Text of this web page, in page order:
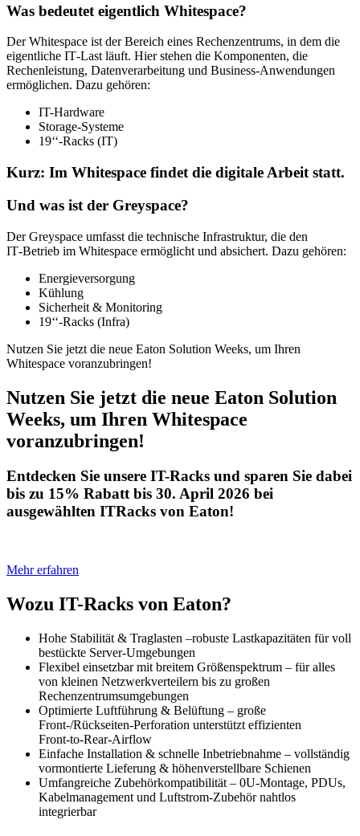
Was bedeutet eigentlich Whitespace?
Der Whitespace ist der Bereich eines Rechenzentrums, in dem die
eigentliche IT‑Last läuft. Hier stehen die Komponenten, die
Rechenleistung, Datenverarbeitung und Business‑Anwendungen
ermöglichen. Dazu gehören:
IT-Hardware
Storage-Systeme
19‘‘-Racks (IT)
Kurz: Im Whitespace findet die digitale Arbeit statt.
Und was ist der Greyspace?
Der Greyspace umfasst die technische Infrastruktur, die den
IT‑Betrieb im Whitespace ermöglicht und absichert. Dazu gehören:
Energieversorgung
Kühlung
Sicherheit & Monitoring
19‘‘-Racks (Infra)
Nutzen Sie jetzt die neue Eaton Solution Weeks, um Ihren
Whitespace voranzubringen!
Nutzen Sie jetzt die neue Eaton Solution
Weeks, um Ihren Whitespace
voranzubringen!
Entdecken Sie unsere IT-Racks und sparen Sie dabei
bis zu 15% Rabatt bis 30. April 2026 bei
ausgewählten ITRacks von Eaton!
Mehr erfahren
Wozu IT-Racks von Eaton?
Hohe Stabilität & Traglasten –robuste Lastkapazitäten für voll
bestückte Server‑Umgebungen
Flexibel einsetzbar mit breitem Größenspektrum – für alles
von kleinen Netzwerkverteilern bis zu großen
Rechenzentrumsumgebungen
Optimierte Luftführung & Belüftung – große
Front‑/Rückseiten‑Perforation unterstützt effizienten
Front‑to‑Rear‑Airflow
Einfache Installation & schnelle Inbetriebnahme – vollständig
vormontierte Lieferung & höhenverstellbare Schienen
Umfangreiche Zubehörkompatibilität – 0U‑Montage, PDUs,
Kabelmanagement und Luftstrom‑Zubehör nahtlos
integrierbar